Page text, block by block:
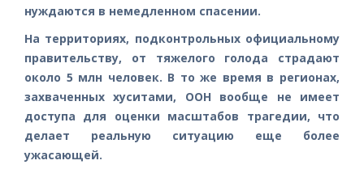
нуждаются в немедленном спасении.
На территориях, подконтрольных официальному
правительству, от тяжелого голода страдают
около 5 млн человек. В то же время в регионах,
захваченных хуситами, ООН вообще не имеет
доступа для оценки масштабов трагедии, что
делает реальную ситуацию еще более
ужасающей.